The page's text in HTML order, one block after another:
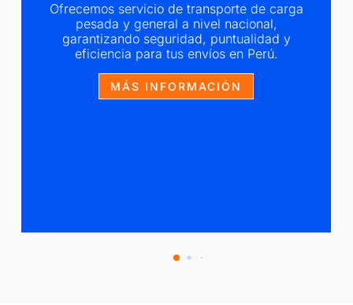
Ofrecemos servicio de transporte de carga
pesada y general a nivel nacional,
garantizando seguridad, puntualidad y
eficiencia para tus envíos en Perú.
MÁS INFORMACIÓN